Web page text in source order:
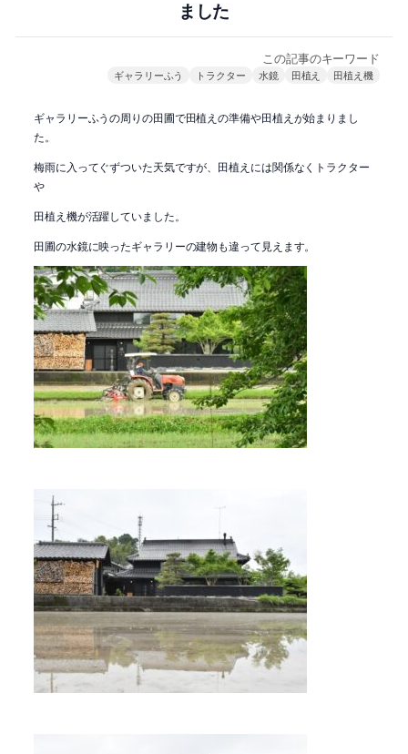
ました
この記事のキーワード
ギャラリーふう トラクター 水鏡 田植え 田植え機
ギャラリーふうの周りの田圃で田植えの準備や田植えが始まりまし
た。
梅雨に入ってぐずついた天気ですが、田植えには関係なくトラクター
や
田植え機が活躍していました。
田圃の水鏡に映ったギャラリーの建物も違って見えます。